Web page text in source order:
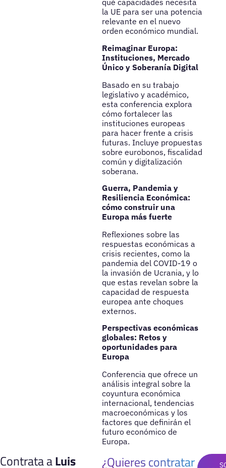
qué capacidades necesita
la UE para ser una potencia
relevante en el nuevo
orden económico mundial.
Reimaginar Europa:
Instituciones, Mercado
Único y Soberanía Digital
Basado en su trabajo
legislativo y académico,
esta conferencia explora
cómo fortalecer las
instituciones europeas
para hacer frente a crisis
futuras. Incluye propuestas
sobre eurobonos, fiscalidad
común y digitalización
soberana.
Guerra, Pandemia y
Resiliencia Económica:
cómo construir una
Europa más fuerte
Reflexiones sobre las
respuestas económicas a
crisis recientes, como la
pandemia del COVID-19 o
la invasión de Ucrania, y lo
que estas revelan sobre la
capacidad de respuesta
europea ante choques
externos.
Perspectivas económicas
globales: Retos y
oportunidades para
Europa
Conferencia que ofrece un
análisis integral sobre la
coyuntura económica
internacional, tendencias
macroeconómicas y los
factores que definirán el
futuro económico de
Europa.
Contrata aLuis
¿Quieres contratar